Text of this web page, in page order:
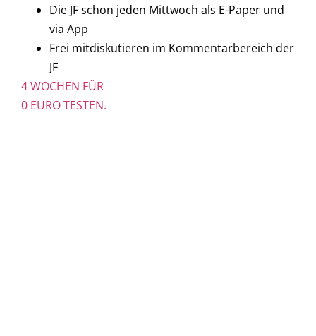
Die JF schon jeden Mittwoch als E-Paper und
via App
Frei mitdiskutieren im Kommentarbereich der
JF
4 WOCHEN FÜR
0 EURO TESTEN.